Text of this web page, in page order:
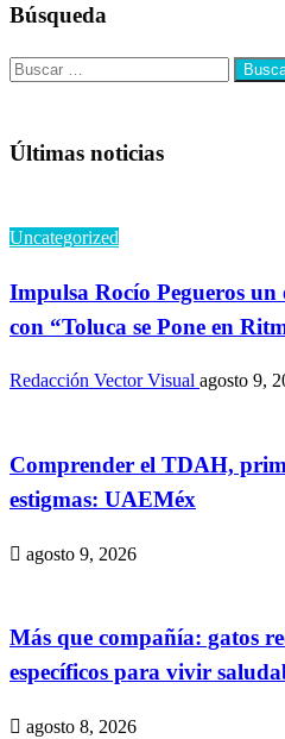
Búsqueda
Buscar:
Últimas noticias
Uncategorized
Impulsa Rocío Pegueros un
con “Toluca se Pone en
Redacción Vector Visual agosto 9,
Comprender el TDAH,
estigmas: UAEMéx
agosto 9, 2026
Más que compañía: gatos
específicos para vivir
agosto 8, 2026